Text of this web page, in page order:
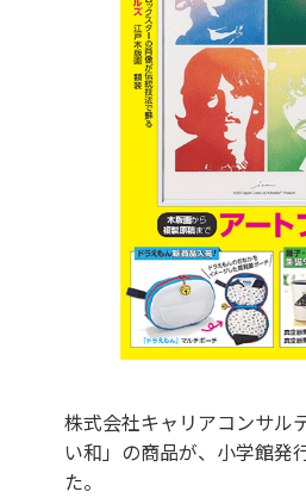
株式会社キャリアコンサル
い和」の商品が、小学館発
た。